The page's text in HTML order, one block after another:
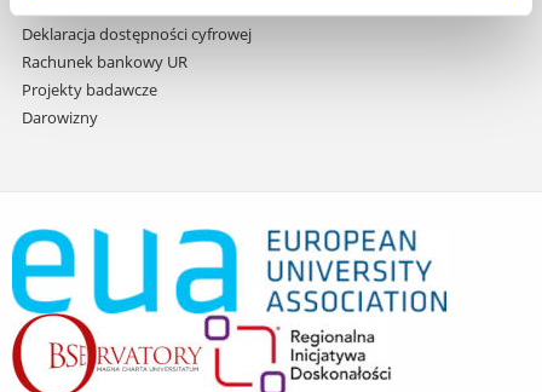
Deklaracja dostępności cyfrowej
Rachunek bankowy UR
Projekty badawcze
Darowizny